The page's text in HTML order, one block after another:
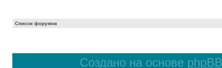
Список форумов
Создано на основе phpBB